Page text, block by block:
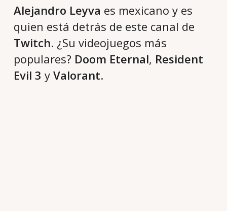
Alejandro Leyva es mexicano y es
quien está detrás de este canal de
Twitch. ¿Su videojuegos más
populares? Doom Eternal, Resident
Evil 3 y Valorant.